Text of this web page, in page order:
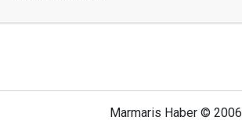
Marmaris Haber © 2006